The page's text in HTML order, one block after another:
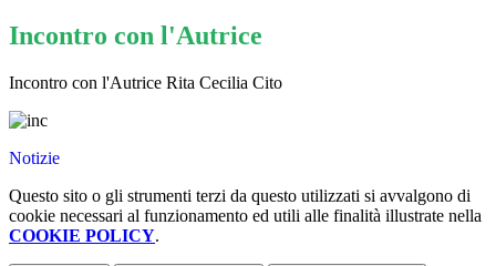
Incontro con l'Autrice
Incontro con l'Autrice Rita Cecilia Cito
Notizie
Questo sito o gli strumenti terzi da questo utilizzati si avvalgono di
cookie necessari al funzionamento ed utili alle finalità illustrate nella
COOKIE POLICY.